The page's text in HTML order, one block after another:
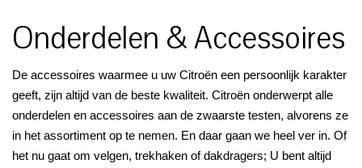
Onderdelen & Accessoires
De accessoires waarmee u uw Citroën een persoonlijk karakter
geeft, zijn altijd van de beste kwaliteit. Citroën onderwerpt alle
onderdelen en accessoires aan de zwaarste testen, alvorens ze
in het assortiment op te nemen. En daar gaan we heel ver in. Of
het nu gaat om velgen, trekhaken of dakdragers; U bent altijd